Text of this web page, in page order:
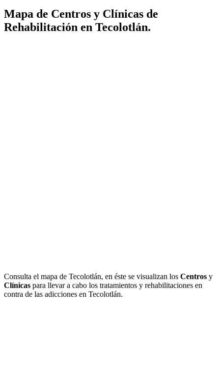
Mapa de Centros y Clínicas de
Rehabilitación en Tecolotlán.
Consulta el mapa de Tecolotlán, en éste se visualizan los Centros y
Clínicas para llevar a cabo los tratamientos y rehabilitaciones en
contra de las adicciones en Tecolotlán.